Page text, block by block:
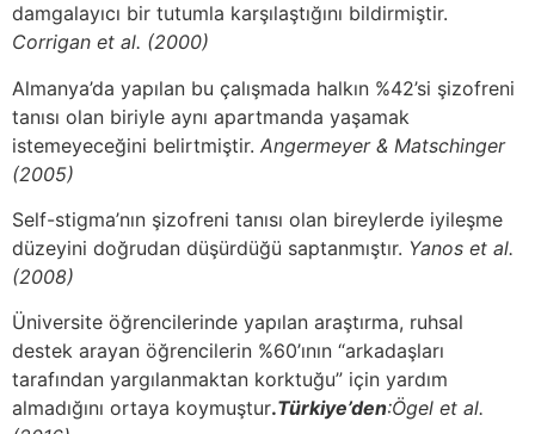
damgalayıcı bir tutumla karşılaştığını bildirmiştir.
Corrigan et al. (2000)
Almanya’da yapılan bu çalışmada halkın %42’si şizofreni
tanısı olan biriyle aynı apartmanda yaşamak
istemeyeceğini belirtmiştir. Angermeyer & Matschinger
(2005)
Self-stigma’nın şizofreni tanısı olan bireylerde iyileşme
düzeyini doğrudan düşürdüğü saptanmıştır. Yanos et al.
(2008)
Üniversite öğrencilerinde yapılan araştırma, ruhsal
destek arayan öğrencilerin %60’ının “arkadaşları
tarafından yargılanmaktan korktuğu” için yardım
almadığını ortaya koymuştur.Türkiye’den:Ögel et al.